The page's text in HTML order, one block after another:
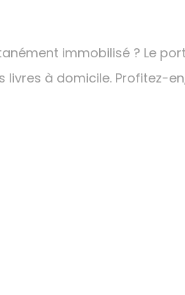
immobilisé ? Le
à domicile. Profitez-